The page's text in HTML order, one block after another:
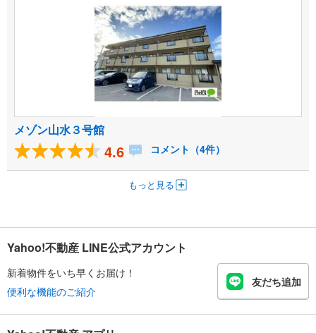
メゾン山水３号館
4.6 コメント（4件）
もっと見る
Yahoo!不動産 LINE公式アカウント
新着物件をいち早くお届け！
便利な機能のご紹介
友だち追加